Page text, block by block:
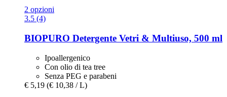
2 opzioni
3.5 (4)
BIOPURO Detergente Vetri & Multiuso, 500 ml
Ipoallergenico
Con olio di tea tree
Senza PEG e parabeni
€ 5,19 (€ 10,38 / L)